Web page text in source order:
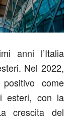
anni l’Italia
Nel 2022,
come
esteri, con la
crescita del